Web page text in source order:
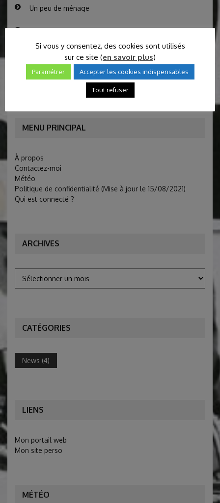
Un peu de ménage
COMMENTAIRES RÉCENTS
MENU PRINCIPAL
À propos
Contactez-moi
Météo
Politique de confidentialité (Mise à jour le 15/08/2021)
Qui est connecté ?
ARCHIVES
CATÉGORIES
News (4)
LIENS
Mon portail web
Mon site perso
MÉTÉO
Si vous y consentez, des cookies sont utilisés
sur ce site (en savoir plus)
Paramétrer Accepter les cookies indispensables
Tout refuser